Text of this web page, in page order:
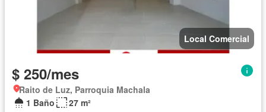
Local Comercial
$ 250/mes
Raito de Luz, Parroquia Machala
1 Baño
27 m²